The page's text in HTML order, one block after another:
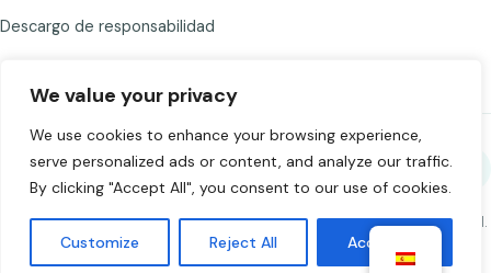
We value your privacy
We use cookies to enhance your browsing experience,
serve personalized ads or content, and analyze our traffic.
By clicking "Accept All", you consent to our use of cookies.
Customize Reject All Accept All
Descargo de responsabilidad
Comparte Chat to Strangers
2026Chat to Strangers — Hecho con
. Chatea con responsabilidad.
Mayores de 18 años.